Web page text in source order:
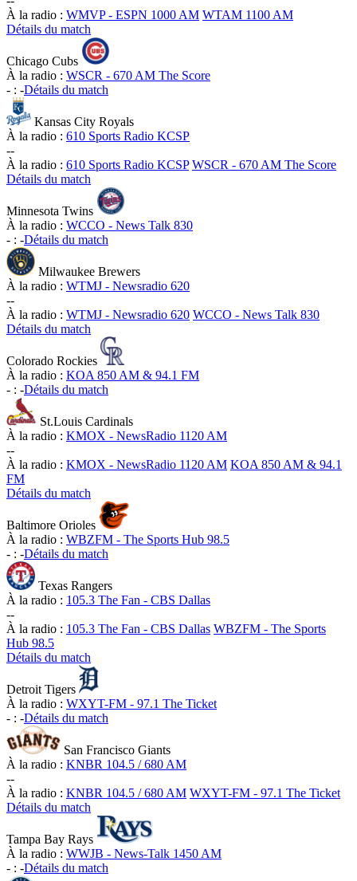
À la radio : WMVP - ESPN 1000 AM WTAM 1100 AM
Détails du match
Chicago Cubs
À la radio : WSCR - 670 AM The Score
- : -Détails du match
Kansas City Royals
À la radio : 610 Sports Radio KCSP
--
À la radio : 610 Sports Radio KCSP WSCR - 670 AM The Score
Détails du match
Minnesota Twins
À la radio : WCCO - News Talk 830
- : -Détails du match
Milwaukee Brewers
À la radio : WTMJ - Newsradio 620
--
À la radio : WTMJ - Newsradio 620 WCCO - News Talk 830
Détails du match
Colorado Rockies
À la radio : KOA 850 AM & 94.1 FM
- : -Détails du match
St.Louis Cardinals
À la radio : KMOX - NewsRadio 1120 AM
--
À la radio : KMOX - NewsRadio 1120 AM KOA 850 AM & 94.1
FM
Détails du match
Baltimore Orioles
À la radio : WBZFM - The Sports Hub 98.5
- : -Détails du match
Texas Rangers
À la radio : 105.3 The Fan - CBS Dallas
--
À la radio : 105.3 The Fan - CBS Dallas WBZFM - The Sports
Hub 98.5
Détails du match
Detroit Tigers
À la radio : WXYT-FM - 97.1 The Ticket
- : -Détails du match
San Francisco Giants
À la radio : KNBR 104.5 / 680 AM
--
À la radio : KNBR 104.5 / 680 AM WXYT-FM - 97.1 The Ticket
Détails du match
Tampa Bay Rays
À la radio : WWJB - News-Talk 1450 AM
- : -Détails du match